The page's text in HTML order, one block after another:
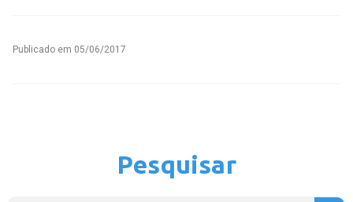
Publicado em 05/06/2017
Pesquisar